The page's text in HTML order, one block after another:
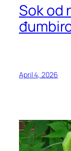
Sok od
April 4, 2026